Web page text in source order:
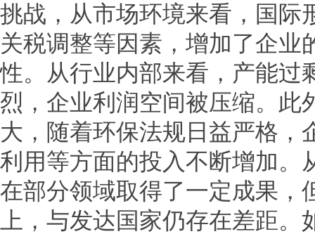
挑战，从市场环境来看，国际
关税调整等因素，增加了企业
性。从行业内部来看，产能过
烈，企业利润空间被压缩。此
大，随着环保法规日益严格，
利用等方面的投入不断增加。
在部分领域取得了一定成果，
上，与发达国家仍存在差距